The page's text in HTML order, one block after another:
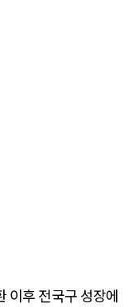
이후 전국구 성장에